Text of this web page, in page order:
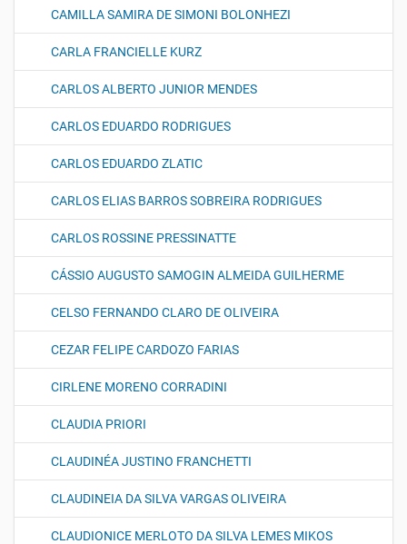
CAMILLA SAMIRA DE SIMONI BOLONHEZI
CARLA FRANCIELLE KURZ
CARLOS ALBERTO JUNIOR MENDES
CARLOS EDUARDO RODRIGUES
CARLOS EDUARDO ZLATIC
CARLOS ELIAS BARROS SOBREIRA RODRIGUES
CARLOS ROSSINE PRESSINATTE
CÁSSIO AUGUSTO SAMOGIN ALMEIDA GUILHERME
CELSO FERNANDO CLARO DE OLIVEIRA
CEZAR FELIPE CARDOZO FARIAS
CIRLENE MORENO CORRADINI
CLAUDIA PRIORI
CLAUDINÉA JUSTINO FRANCHETTI
CLAUDINEIA DA SILVA VARGAS OLIVEIRA
CLAUDIONICE MERLOTO DA SILVA LEMES MIKOS